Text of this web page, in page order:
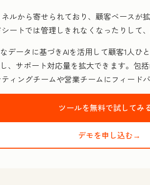
ルから寄せられており、顧客ベースが
ートでは管理しきれなくなったりして
データに基づきAIを活用して顧客1人ひ
、サポート対応量を拡大できます。包
ィングチームや営業チームにフィードバ
ツールを無料で試してみ
デモを申し込む→